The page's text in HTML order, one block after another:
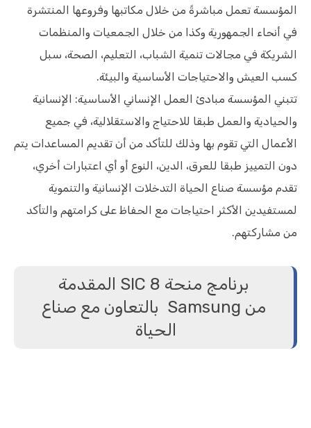
المؤسسة تعمل مباشرةً من خلال مكاتبها وفروعها المنتشرة
في أنحاء الجمهورية وكذا من خلال الجمعيات والمنظمات
الشريكة في مجالات تنمية الشباب، التعليم، الصحة، سبل
كسب العيش والاحتياجات الأساسية والبيئة.
تتبني المؤسسة مبادئ العمل الإنساني الأساسية: الإنسانية
والحيادية والعمل طبقا للاحتياج والاستقلالية، في جميع
الأعمال التي تقوم بها وذلك للتأكد من أن تقديم المساعدات يتم
دون التمييز طبقا للعرق، الدين، النوع أو أي اعتبارات أخري،
تقدم مؤسسة صناع الحياة التدخلات الإنسانية والتنموية
لمستفيدين الأكثر احتياجات مع الحفاظ على كرامتهم والتأكد
من مشاركتهم.
برنامج منحة SIC 8 المقدمة
من Samsung بالتعاون مع صناع
الحياة